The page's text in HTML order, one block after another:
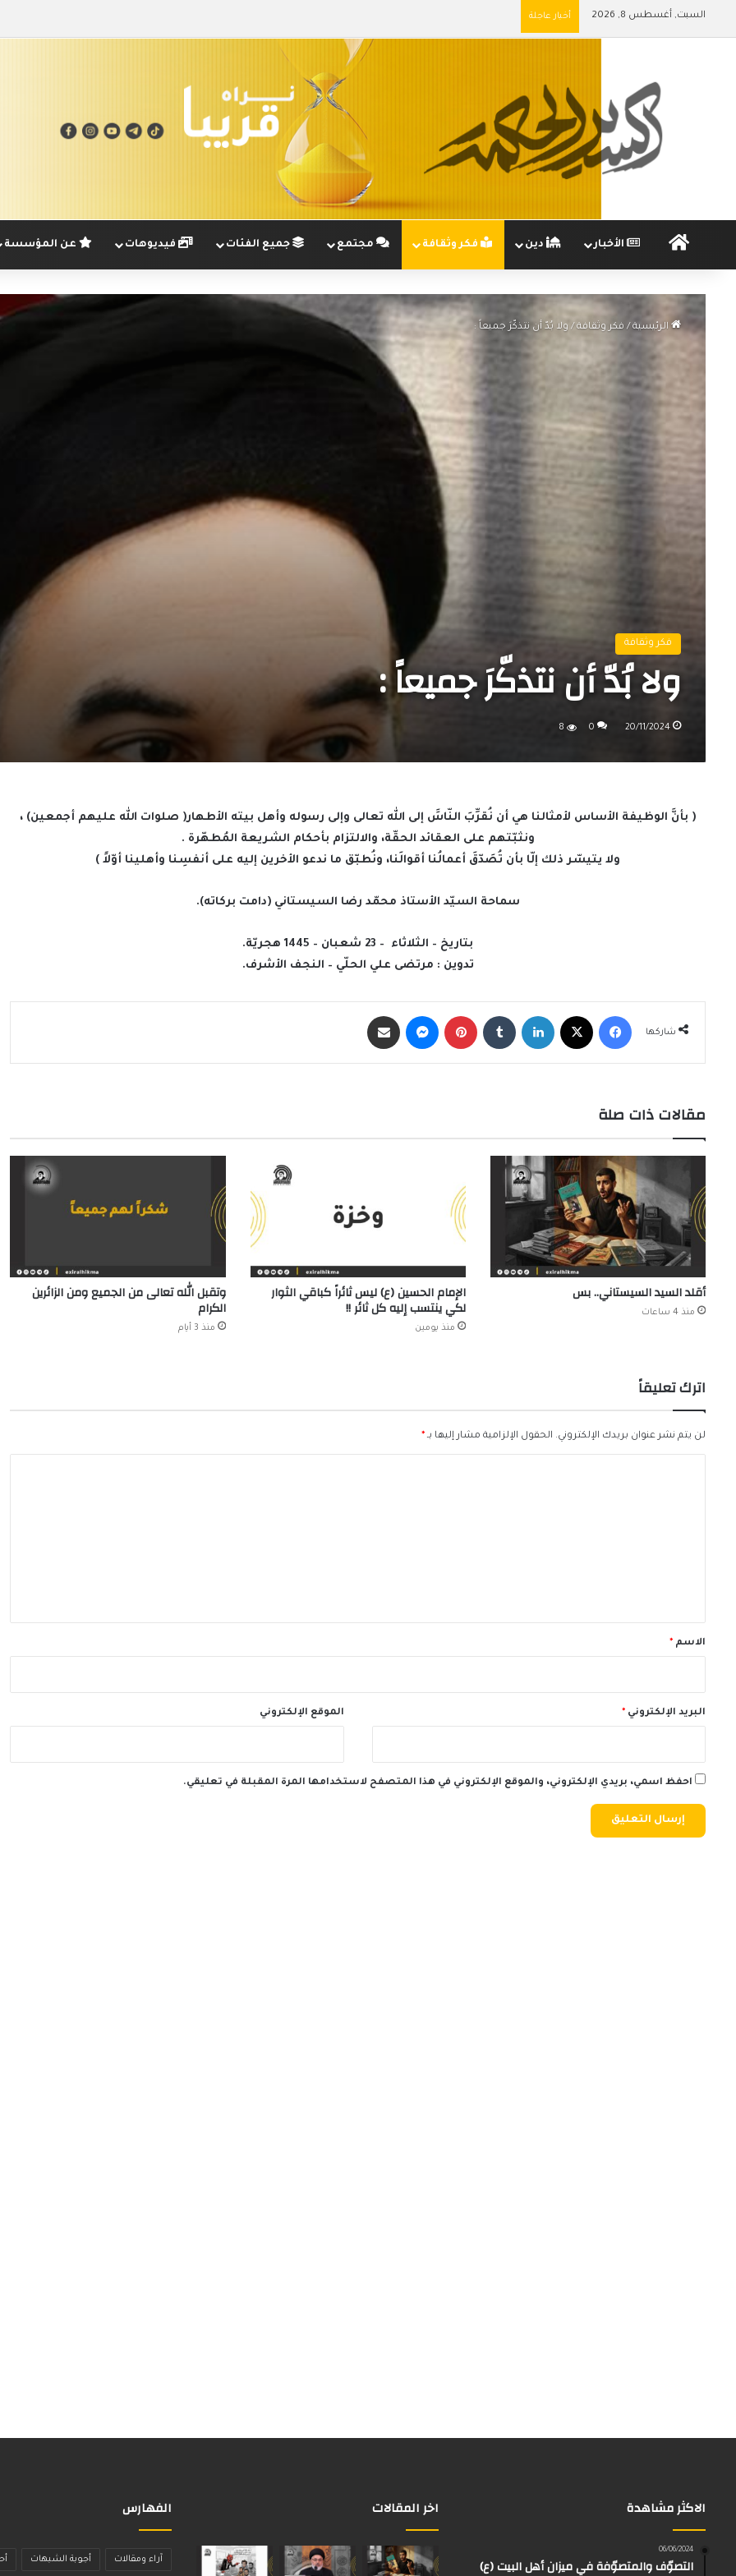
السبت, أغسطس 8, 2026 أخبار عاجلة
الرئيسيةالأخبار دين فكر وثقافة مجتمع جميع الفئات فيديوهات عن المؤسسة
الرئيسية / فكر وثقافة / ولا بُدّ أن نتذكّرَ جميعاً :
فكر وثقافة
ولا بُدّ أن نتذكّرَ جميعاً :
20/11/2024
0
8
( بأنَّ الوظيفة الأساس لأمثالنا هي أن نُقرِّبَ النّاسََ إلى الله تعالى وإلى رسوله وأهل بيته الأطهار( صلوات الله عليهم أجمعين) ،
ونثبّتهم على العقائد الحقّة، والالتزام بأحكام الشريعة المُطهّرة .
ولا يتيسّر ذلك إلّا بأن تُصَدّقَ أعمالُنا أقوالَنا، ونُطبّق ما ندعو الأخرين إليه على أنفسِنا وأهلينا أوّلاً )
سماحة السيّد الأستاذ محمّد رضا السيستاني (دامت بركاته).
بتاريخ – الثلاثاء – 23 شعبان – 1445 هجريّة.
تدوين : مرتضى علي الحلّي – النجف الأشرف.
شاركها
مقالات ذات صلة
أقلد السيد السيستاني.. بس
منذ 4 ساعات
الإمام الحسين (ع) ليس ثائراً كباقي الثوار
لكي ينتسب إليه كل ثائر !!
منذ يومين
وتقبل الله تعالى من الجميع ومن الزائرين
الكرام
منذ 3 أيام
اترك تعليقاً
لن يتم نشر عنوان بريدك الإلكتروني. الحقول الإلزامية مشار إليها بـ *
*الاسم *
البريد الإلكتروني * الموقع الإلكتروني
احفظ اسمي، بريدي الإلكتروني، والموقع الإلكتروني في هذا المتصفح لاستخدامها المرة المقبلة في تعليقي.
الاكثر مشاهدة
06/06/2024
التصوّف والمتصوّفة في ميزان أهل البيت (ع)
اخر المقالات الفهارس
آراء ومقالات أجوبة الشبهات